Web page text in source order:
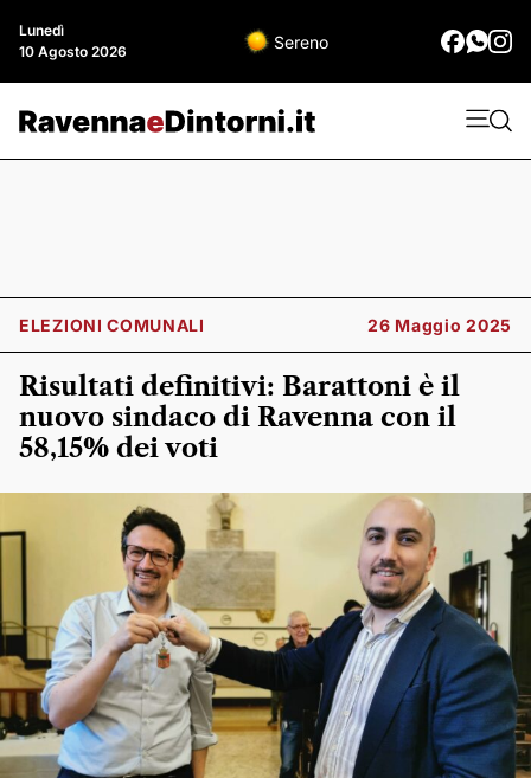
Lunedì
10 Agosto 2026
Sereno
ELEZIONI COMUNALI 26 Maggio 2025
Risultati definitivi: Barattoni è il
nuovo sindaco di Ravenna con il
58,15% dei voti